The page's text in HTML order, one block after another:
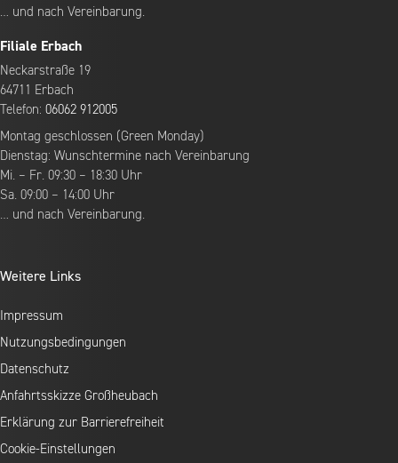
… und nach Vereinbarung.
Filiale Erbach
Neckarstraße 19
64711 Erbach
Telefon: 06062 912005
Montag geschlossen (Green Monday)
Dienstag: Wunschtermine nach Vereinbarung
Mi. – Fr. 09:30 – 18:30 Uhr
Sa. 09:00 – 14:00 Uhr
… und nach Vereinbarung.
Weitere Links
Impressum
Nutzungsbedingungen
Datenschutz
Anfahrtsskizze Großheubach
Erklärung zur Barrierefreiheit
Cookie-Einstellungen